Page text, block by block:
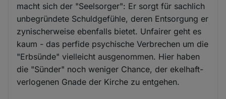
macht sich der "Seelsorger": Er sorgt für sachlich
unbegründete Schuldgefühle, deren Entsorgung er
zynischerweise ebenfalls bietet. Unfairer geht es
kaum - das perfide psychische Verbrechen um die
"Erbsünde" vielleicht ausgenommen. Hier haben
die "Sünder" noch weniger Chance, der ekelhaft-
verlogenen Gnade der Kirche zu entgehen.